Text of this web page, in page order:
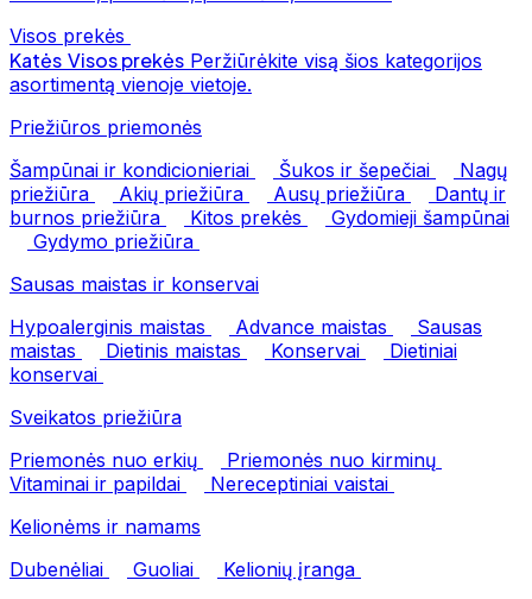
Visos prekės
Katės Visos prekės Peržiūrėkite visą šios kategorijos
asortimentą vienoje vietoje.
Priežiūros priemonės
Šampūnai ir kondicionieriai
Šukos ir šepečiai
Nagų
priežiūra
Akių priežiūra Ausų priežiūra
Dantų ir
burnos priežiūra
Kitos prekės
Gydomieji šampūnai
Gydymo priežiūra
Sausas maistas ir konservai
Hypoalerginis maistas
Advance maistas
Sausas
maistas
Dietinis maistas Konservai
Dietiniai
konservai
Sveikatos priežiūra
Priemonės nuo erkių
Priemonės nuo kirminų
Vitaminai ir papildai
Nereceptiniai vaistai
Kelionėms ir namams
Dubenėliai
Guoliai
Kelionių įranga